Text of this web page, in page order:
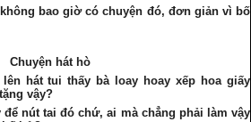
bao giờ có chuyện đó, đơn giản vì bố
Chuyện hát hò
hát tui thấy bà loay hoay xếp hoa giấy
vậy?
để nút tai đó chứ, ai mà chẳng phải làm vậy